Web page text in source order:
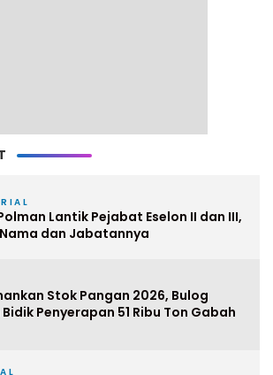
Lantik Pejabat Eselon II dan III,
dan Jabatannya
Stok Pangan 2026, Bulog
Penyerapan 51 Ribu Ton Gabah